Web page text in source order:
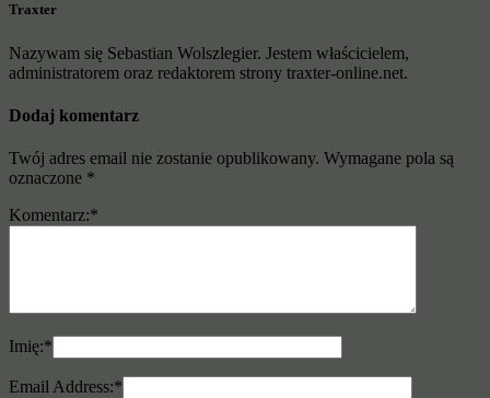
Traxter
Nazywam się Sebastian Wolszlegier. Jestem właścicielem,
administratorem oraz redaktorem strony traxter-online.net.
Dodaj komentarz
Twój adres email nie zostanie opublikowany. Wymagane pola są
oznaczone *
Komentarz:*
Imię:*
Email Address:*